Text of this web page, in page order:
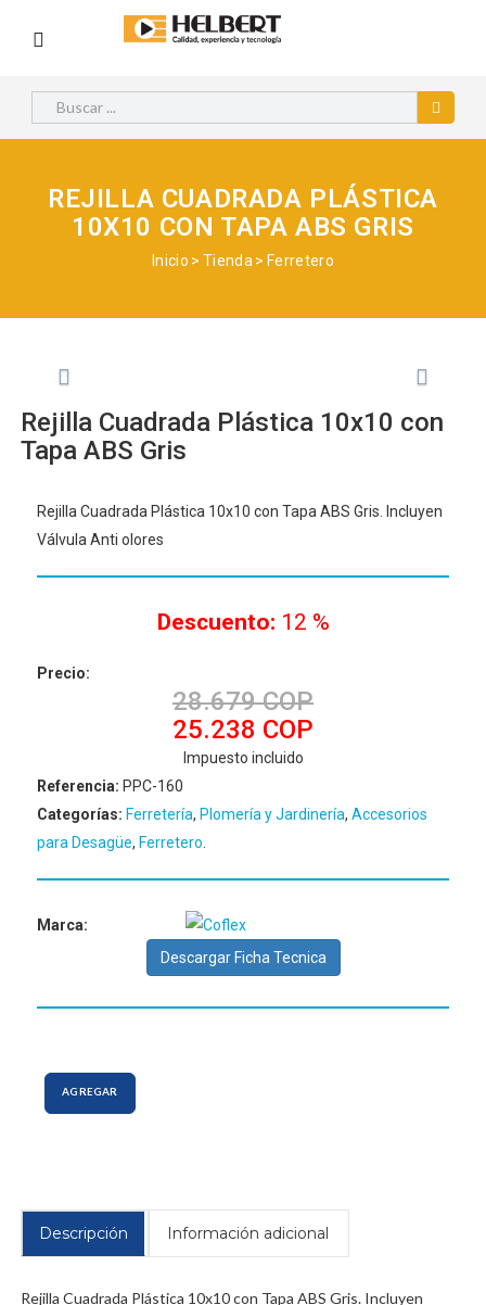
REJILLA CUADRADA PLÁSTICA
10X10 CON TAPA ABS GRIS
Inicio Tienda Ferretero
Anterior
Rejilla Cuadrada Plástica 10x10 con
Tapa ABS Gris
Rejilla Cuadrada Plástica 10x10 con Tapa ABS Gris. Incluyen
Válvula Anti olores
Descuento: 12 %
Precio:
28.679 COP
25.238 COP
Impuesto incluido
Referencia: PPC-160
Categorías: Ferretería, Plomería y Jardinería,Accesorios
para Desagüe, Ferretero
Marca:
Descargar Ficha Tecnica
AGREGAR
Descripción Información adicional
Rejilla Cuadrada Plástica 10x10 con Tapa ABS Gris. Incluyen